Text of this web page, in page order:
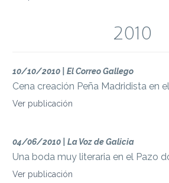
2010
10/10/2010 | El Correo Gallego
Cena creación Peña Madridista en
Ver publicación
04/06/2010 | La Voz de Galicia
Una boda muy literaria en el Pazo
Ver publicación